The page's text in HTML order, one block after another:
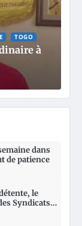
TOGO
à
dans
de patience
le
Syndicats
au